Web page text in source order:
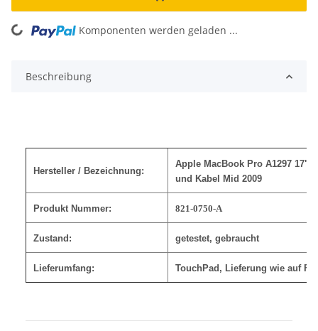
Komponenten werden geladen ...
Beschreibung
Hersteller / Bezeichnung:
Apple MacBook Pro A1297 17"
und Kabel Mid 2009
Produkt Nummer: 821-0750-A
Zustand: getestet, gebraucht
Lieferumfang: TouchPad , Lieferung wie auf